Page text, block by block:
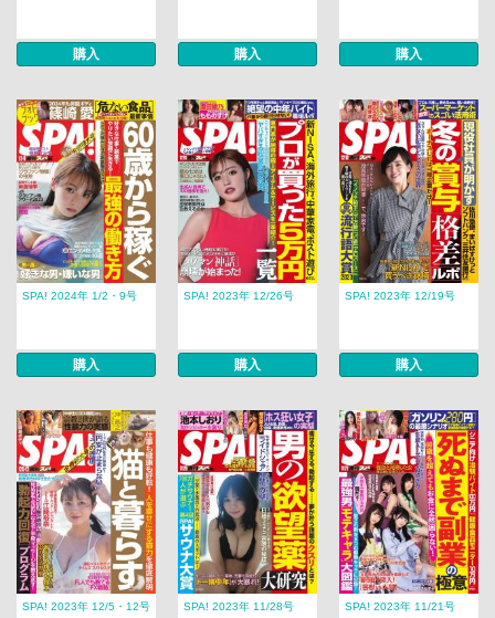
購入 購入 購入
SPA! 2024年 1/2・9号
購入
SPA! 2023年 12/26号
購入
SPA! 2023年 12/19号
購入
SPA! 2023年 12/5・12号 SPA! 2023年 11/28号 SPA! 2023年 11/21号